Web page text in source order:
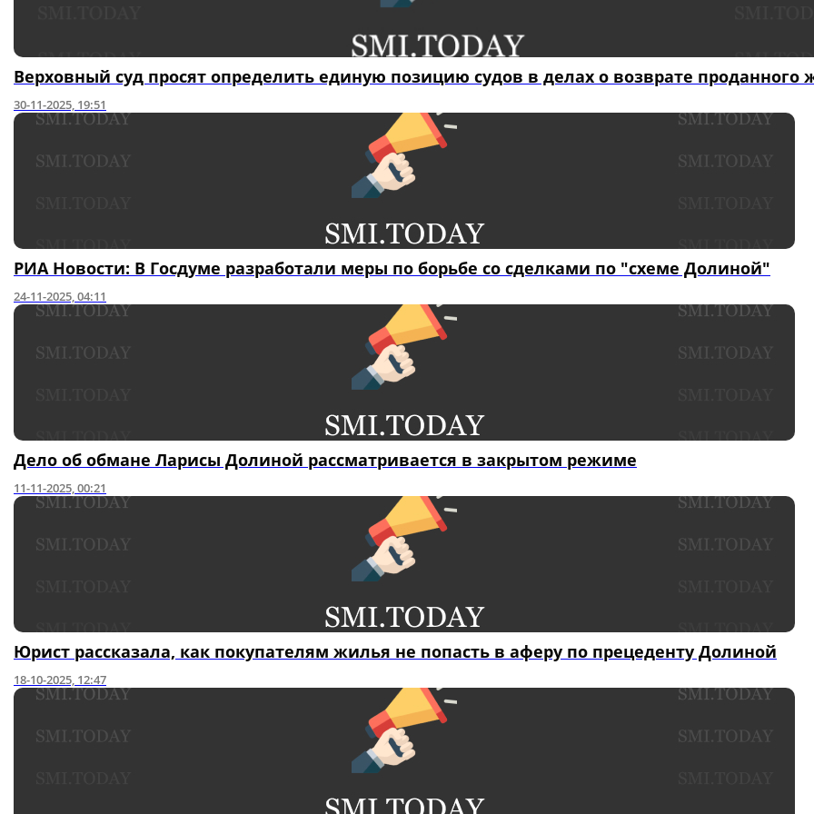
Верховный суд просят определить единую позицию судов в делах о возврате проданного
30-11-2025, 19:51
РИА Новости: В Госдуме разработали меры по борьбе со сделками по "схеме Долиной"
24-11-2025, 04:11
Дело об обмане Ларисы Долиной рассматривается в закрытом режиме
11-11-2025, 00:21
Юрист рассказала, как покупателям жилья не попасть в аферу по прецеденту Долиной
18-10-2025, 12:47